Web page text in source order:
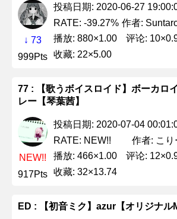
↓ 73
999Pts
投稿日期: 2020-06-27
RATE: -39.27% 作者:
播放: 880×1.00
评论:
收藏: 22×5.00
77 : 【歌うボイスロイド】ボーカロ
レー【琴葉茜】
NEW!!
917Pts
投稿日期: 2020-07-04
RATE: NEW!!
作者: こり
播放: 466×1.00
评论:
收藏: 32×13.74
ED : 【初音ミク】azur【オリジナル